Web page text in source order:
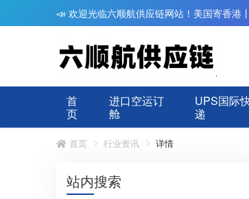
📣 欢迎光临六顺航供应链网站！美国寄香港
首
页
进口空运订
舱
UPS国际
递
首页 行业资讯 详情
站内搜索